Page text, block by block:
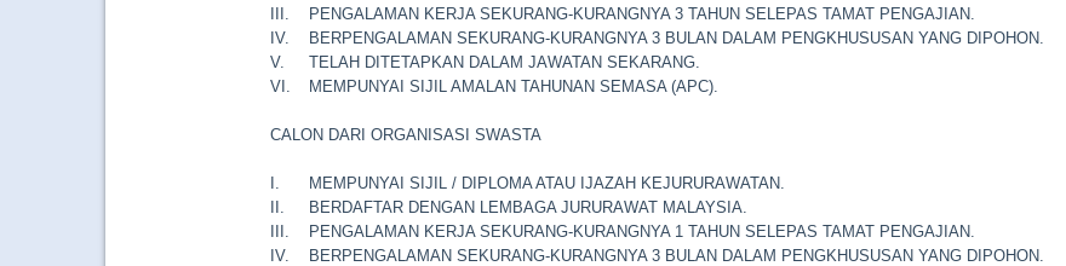
III.
PENGALAMAN KERJA SEKURANG-KURANGNYA 3 TAHUN SELEPAS TAMAT PENGAJIAN.
IV.
BERPENGALAMAN SEKURANG-KURANGNYA 3 BULAN DALAM PENGKHUSUSAN YANG DIPOHON.
V.
TELAH DITETAPKAN DALAM JAWATAN SEKARANG.
VI.
MEMPUNYAI SIJIL AMALAN TAHUNAN SEMASA (APC).
CALON DARI ORGANISASI SWASTA
I.
MEMPUNYAI SIJIL / DIPLOMA ATAU IJAZAH KEJURURAWATAN.
II.
BERDAFTAR DENGAN LEMBAGA JURURAWAT MALAYSIA.
III.
PENGALAMAN KERJA SEKURANG-KURANGNYA 1 TAHUN SELEPAS TAMAT PENGAJIAN.
IV.
BERPENGALAMAN SEKURANG-KURANGNYA 3 BULAN DALAM PENGKHUSUSAN YANG DIPOHON.